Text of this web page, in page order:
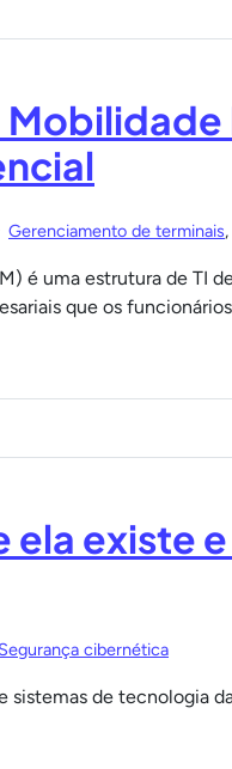
Gerenciamento de terminais,
é uma estrutura de TI
que os
ela existe
Segurança cibernética
sistemas de tecnologia